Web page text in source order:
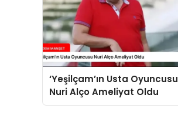
‘Yeşilçam’ın Usta Oyuncusu
Nuri Alço Ameliyat Oldu